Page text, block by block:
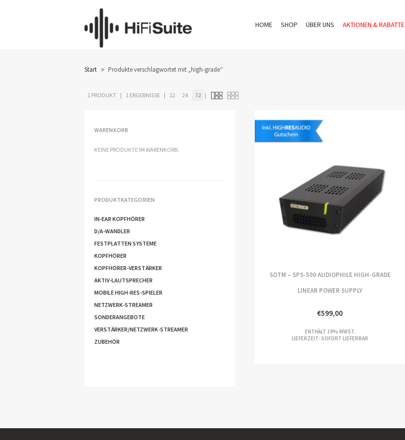
HOME SHOP ÜBER UNS AKTIONEN & RABATTE
Start » Produkte verschlagwortet mit „high-grade“
1 PRODUKT 1 ERGEBNISSE 12 24 72
SOTM – SPS-500 AUDIOPHILE HIGH-GRADE
LINEAR POWER SUPPLY
€599,00
ENTHÄLT 19% MWST.
LIEFERZEIT: SOFORT LIEFERBAR
WARENKORB
KEINE PRODUKTE IM WARENKORB.
PRODUKTKATEGORIEN
IN-EAR KOPFHÖRER
D/A-WANDLER
FESTPLATTEN SYSTEME
KOPFHÖRER
KOPFHÖRER-VERSTÄRKER
AKTIV-LAUTSPRECHER
MOBILE HIGH-RES-SPIELER
NETZWERK-STREAMER
SONDERANGEBOTE
VERSTÄRKER/NETZWERK-STREAMER
ZUBEHÖR